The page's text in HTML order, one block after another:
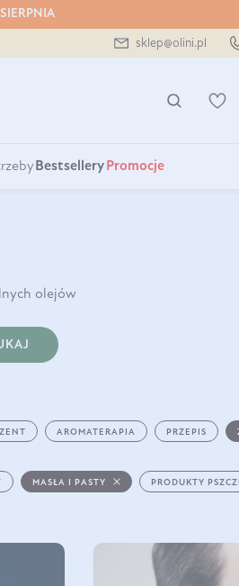
sklep@olini.pl
Bestsellery Promocje
olejów
AROMATERAPIA PRZEPIS
MASŁA I PASTY PRODUKTY